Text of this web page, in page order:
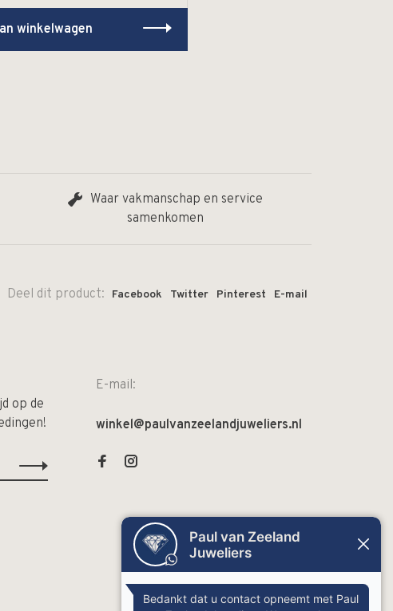
winkelwagen
Waar vakmanschap en service
samenkomen
Deel dit product: Facebook Twitter Pinterest E-mail
op de
E-mail:
winkel@paulvanzeelandjuweliers.nl